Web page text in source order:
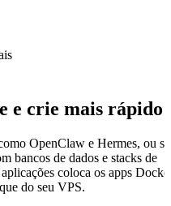
e crie mais rápido
OpenClaw e Hermes, ou
bancos de dados e stacks de
coloca os apps
do seu VPS.